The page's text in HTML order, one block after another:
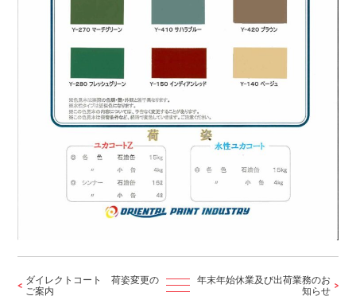
ダイレクトコート 荷姿変更の
ご案内
年末年始休業及び出荷業務のお
知らせ